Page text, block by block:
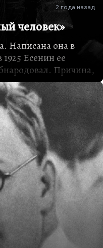
2 года назад
человек»
Написана она в
1925 Есенин ее
Причина,
эту вещь в
проста — Есенин
слова, сделал
главным сюжетом
и алкогольная
злобы и
его
всего, конечно,
рощу в сентябрь
Есенина, кстати
народом, они
именно…